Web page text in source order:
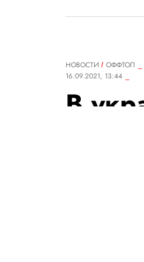
НОВОСТИ
ОФФТОП
16.09.2021, 13:44
В